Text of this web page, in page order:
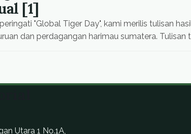
[1]
"Global Tiger Day", kami merilis tulisan
dan perdagangan harimau sumatera. Tulisan
Utara 1 No.1A,